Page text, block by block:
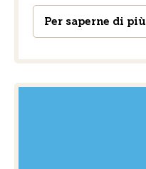
Per saperne di più